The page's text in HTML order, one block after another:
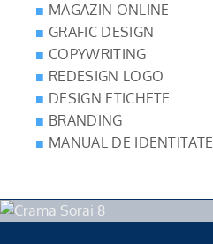
MAGAZIN ONLINE
GRAFIC DESIGN
COPYWRITING
REDESIGN LOGO
DESIGN ETICHETE
BRANDING
MANUAL DE IDENTITATE